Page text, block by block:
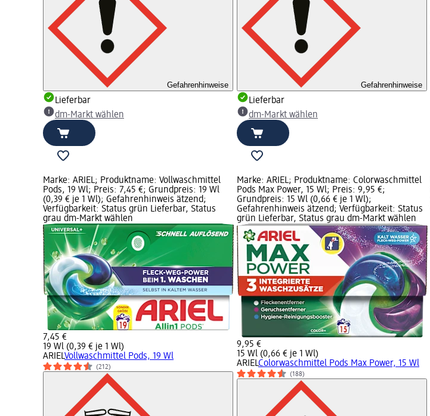
Gefahrenhinweise
Lieferbar
dm-Markt wählen
Gefahrenhinweise
Lieferbar
dm-Markt wählen
Marke: ARIEL; Produktname: Vollwaschmittel
Pods, 19 Wl; Preis: 7,45 €; Grundpreis: 19 Wl
(0,39 € je 1 Wl); Gefahrenhinweis ätzend;
Verfügbarkeit: Status grün Lieferbar, Status
grau dm-Markt wählen
7,45 €
19 Wl (0,39 € je 1 Wl)
ARIELVollwaschmittel Pods, 19 Wl
(212)
Marke: ARIEL; Produktname: Colorwaschmittel
Pods Max Power, 15 Wl; Preis: 9,95 €;
Grundpreis: 15 Wl (0,66 € je 1 Wl);
Gefahrenhinweis ätzend; Verfügbarkeit: Status
grün Lieferbar, Status grau dm-Markt wählen
9,95 €
15 Wl (0,66 € je 1 Wl)
ARIELColorwaschmittel Pods Max Power, 15 Wl
(188)